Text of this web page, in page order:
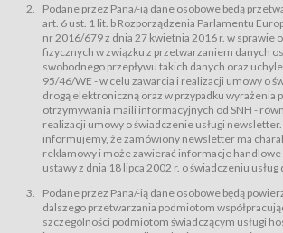
Sklep – sklep internetowy prowadzony przez
Regulamin – niniejszy regulamin.
§ 2
Postanowienia ogólne
Regulamin określa zasady:
świadczenia Usługobiorcom Usług przez
zastrzeżeniem usług, o których mowa w ust. 2
zasady świadczenia precyzują odrębne regulaminy,
przetwarzania przez Usługodawcę danych
będących osobami fizycznymi.
świadczy Usługi drogą elektroniczną w rozumieniu
2002 r. o świadczeniu usług drogą elektroniczną (Dz.U. z
1204, z późń. zm.). Usługi świadczone są nieodpłatnie.
Podane przez Pana/-ią dane osobowe będą
art. 6 ust. 1 lit. b Rozporządzenia Parlamentu
nr 2016/679 z dnia 27 kwietnia 2016 r. w sprawie
fizycznych w związku z przetwarzaniem danych
swobodnego przepływu takich danych oraz
95/46/WE - w celu zawarcia i realizacji umowy o
drogą elektroniczną oraz w przypadku wyrażenia
otrzymywania maili informacyjnych od SNH -
realizacji umowy o świadczenie usługi
informujemy, że zamówiony newsletter ma
reklamowy i może zawierać informacje
ustawy z dnia 18 lipca 2002 r. o świadczeniu
Podane przez Pana/-ią dane osobowe będą
dalszego przetwarzania podmiotom
szczególności podmiotom świadczącym usługi